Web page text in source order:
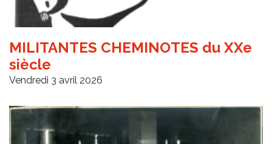
MILITANTES CHEMINOTES du XXe
siècle
Vendredi 3 avril 2026